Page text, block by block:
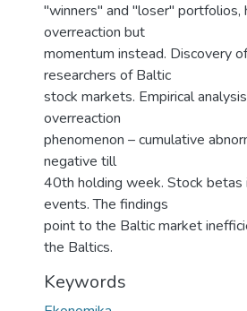
"winners" and "loser"
overreaction but
momentum instead. Discovery
researchers of Baltic
stock markets. Empirical
overreaction
phenomenon – cumulative
negative till
40th holding week. Stock betas
events. The findings
point to the Baltic market
the Baltics.
Keywords